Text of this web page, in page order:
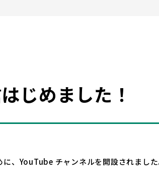
じめました！
、YouTube チャンネルを開設されまし